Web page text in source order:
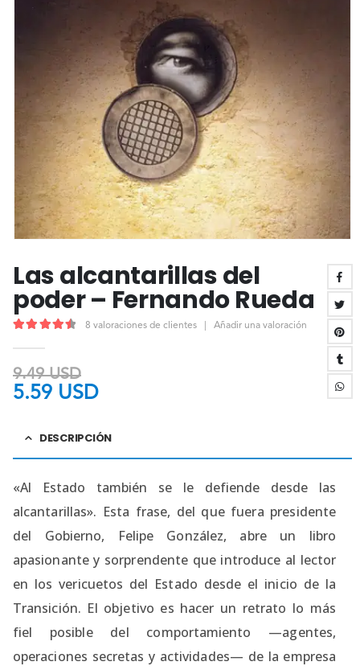
Las alcantarillas del
poder – Fernando Rueda
8 valoraciones de clientes Añadir una valoración
9.49USD
5.59 USD
DESCRIPCIÓN
«Al Estado también se le defiende desde las
alcantarillas». Esta frase, del que fuera presidente
del Gobierno, Felipe González, abre un libro
apasionante y sorprendente que introduce al lector
en los vericuetos del Estado desde el inicio de la
Transición. El objetivo es hacer un retrato lo más
fiel posible del comportamiento —agentes,
operaciones secretas y actividades— de la empresa